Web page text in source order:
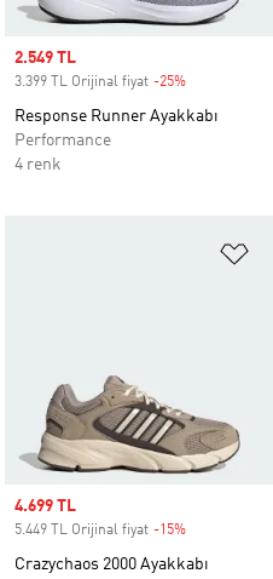
Sale price
2.549 TL
3.399 TL Orijinal fiyat -25%
Response Runner Ayakkabı
Performance
4 renk
Sale price
4.699 TL
5.449 TL Orijinal fiyat -15%
Crazychaos 2000 Ayakkabı